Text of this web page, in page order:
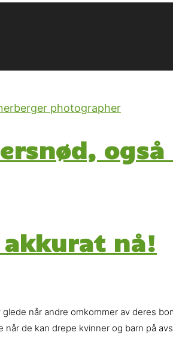
også
akkurat nå!
når andre omkommer av deres
de kan drepe kvinner og barn på